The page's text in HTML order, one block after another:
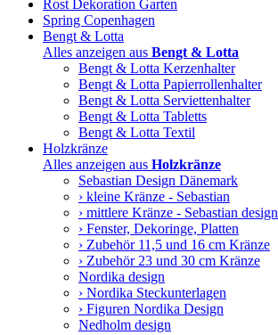
Rost Dekoration Garten
Spring Copenhagen
Bengt & Lotta
Alles anzeigen aus Bengt & Lotta
Bengt & Lotta Kerzenhalter
Bengt & Lotta Papierrollenhalter
Bengt & Lotta Serviettenhalter
Bengt & Lotta Tabletts
Bengt & Lotta Textil
Holzkränze
Alles anzeigen aus Holzkränze
Sebastian Design Dänemark
› kleine Kränze - Sebastian
› mittlere Kränze - Sebastian design
› Fenster, Dekoringe, Platten
› Zubehör 11,5 und 16 cm Kränze
› Zubehör 23 und 30 cm Kränze
Nordika design
› Nordika Steckunterlagen
› Figuren Nordika Design
Nedholm design